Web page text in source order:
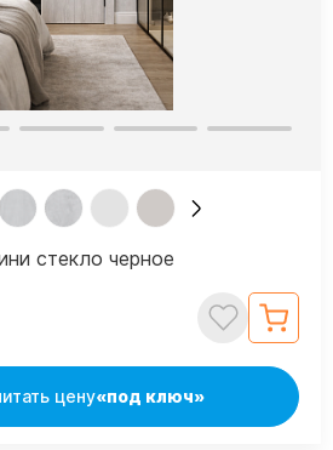
стекло черное
цену«под ключ»